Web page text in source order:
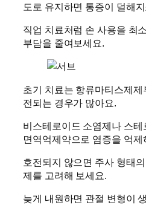
도로 유지하면 통증이 덜해
직업 치료처럼 손 사용을 최
부담을 줄여보세요.
초기 치료는 항류마티스제
전되는 경우가 많아요.
비스테로이드 소염제나 스
면역억제약으로 염증을 억제
호전되지 않으면 주사 형태
제를 고려해 보세요.
늦게 내원하면 관절 변형이